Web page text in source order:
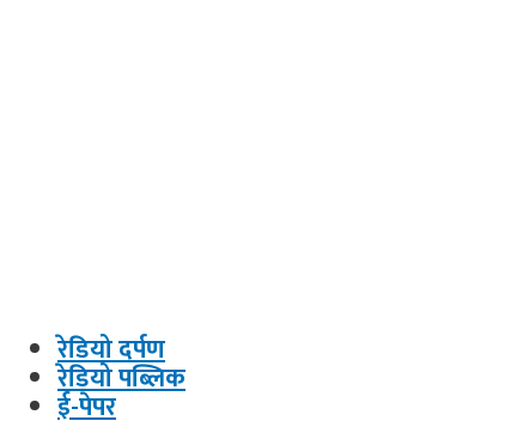
रेडियो दर्पण
रेडियो पब्लिक
ई-पेपर